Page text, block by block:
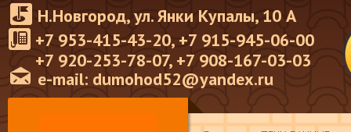
Н.Новгород, ул. Янки Купалы, 10 А
+7 953-415-43-20, +7 915-945-06-00
e-mail: dumohod52@yandex.ru
+7 920-253-78-07, +7 908-167-03-03